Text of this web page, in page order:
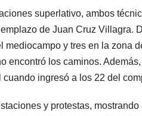
superlativo, ambos
de Juan Cruz Villagra.
y tres en la zona
encontró los caminos.
ingresó a los 22 del
y protestas,